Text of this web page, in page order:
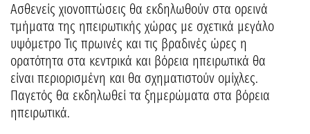
Ασθενείς χιονοπτώσεις θα εκδηλωθούν στα ορεινά
τμήματα της ηπειρωτικής χώρας με σχετικά μεγάλο
υψόμετρο Τις πρωινές και τις βραδινές ώρες η
ορατότητα στα κεντρικά και βόρεια ηπειρωτικά θα
είναι περιορισμένη και θα σχηματιστούν ομίχλες.
Παγετός θα εκδηλωθεί τα ξημερώματα στα βόρεια
ηπειρωτικά.